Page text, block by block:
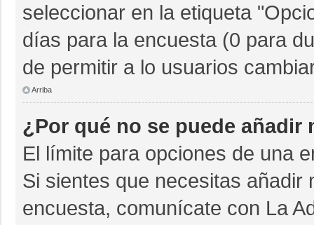
seleccionar en la etiqueta
días para la encuesta (0 para
de permitir a lo usuarios
Arriba
¿Por qué no se puede añadir
El límite para opciones de una
Si sientes que necesitas añadir
encuesta, comunícate con La